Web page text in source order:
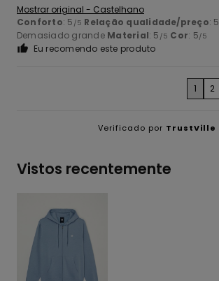
Mostrar original - Castelhano
Conforto: 5 /5 Relação qualidade/preço: 5
Demasiado grande Material: 5 /5 Cor: 5/5
Eu recomendo este produto
1 2
Verificado por TrustVille
Vistos recentemente